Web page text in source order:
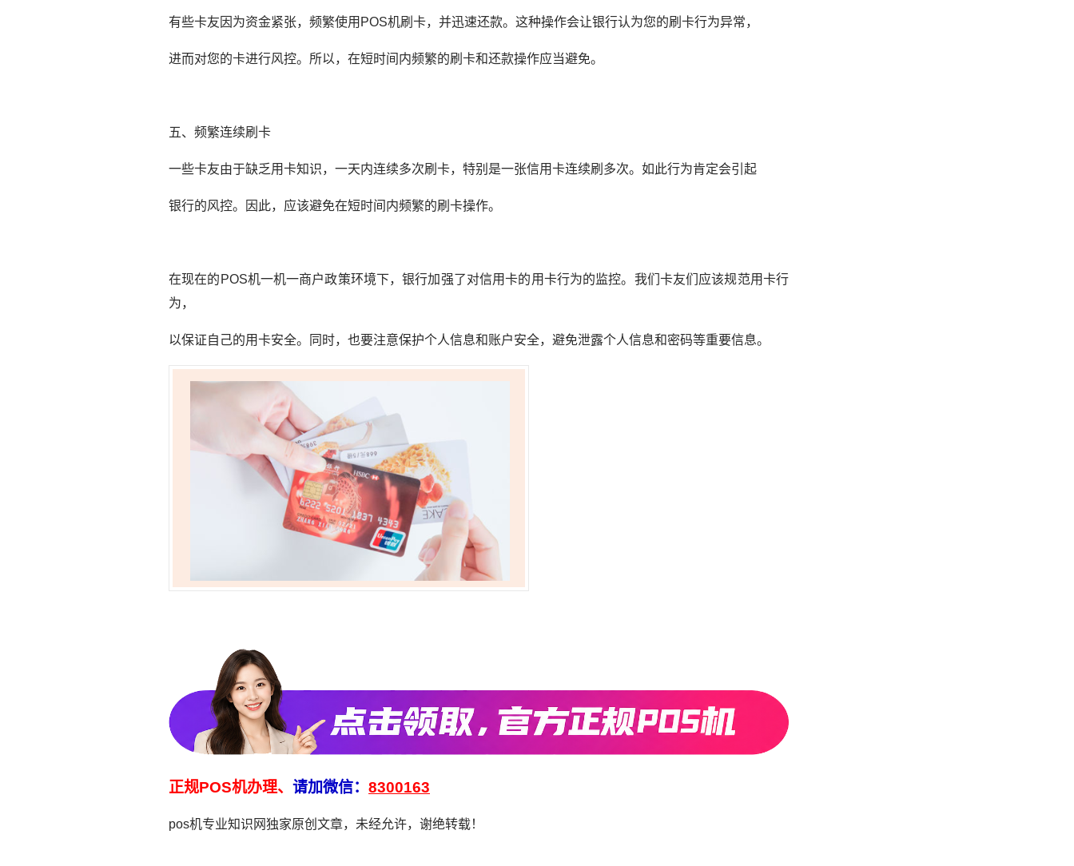
有些卡友因为资金紧张，频繁使用POS机刷卡，并迅速还款。这种操作会让银行认为您的刷卡行为异常，
进而对您的卡进行风控。所以，在短时间内频繁的刷卡和还款操作应当避免。
五、频繁连续刷卡
一些卡友由于缺乏用卡知识，一天内连续多次刷卡，特别是一张信用卡连续刷多次。如此行为肯定会引起
银行的风控。因此，应该避免在短时间内频繁的刷卡操作。
在现在的POS机一机一商户政策环境下，银行加强了对信用卡的用卡行为的监控。我们卡友们应该规范用卡行
为，
以保证自己的用卡安全。同时，也要注意保护个人信息和账户安全，避免泄露个人信息和密码等重要信息。
正规POS机办理、 请加微信： 8300163
pos机专业知识网独家原创文章，未经允许，谢绝转载！